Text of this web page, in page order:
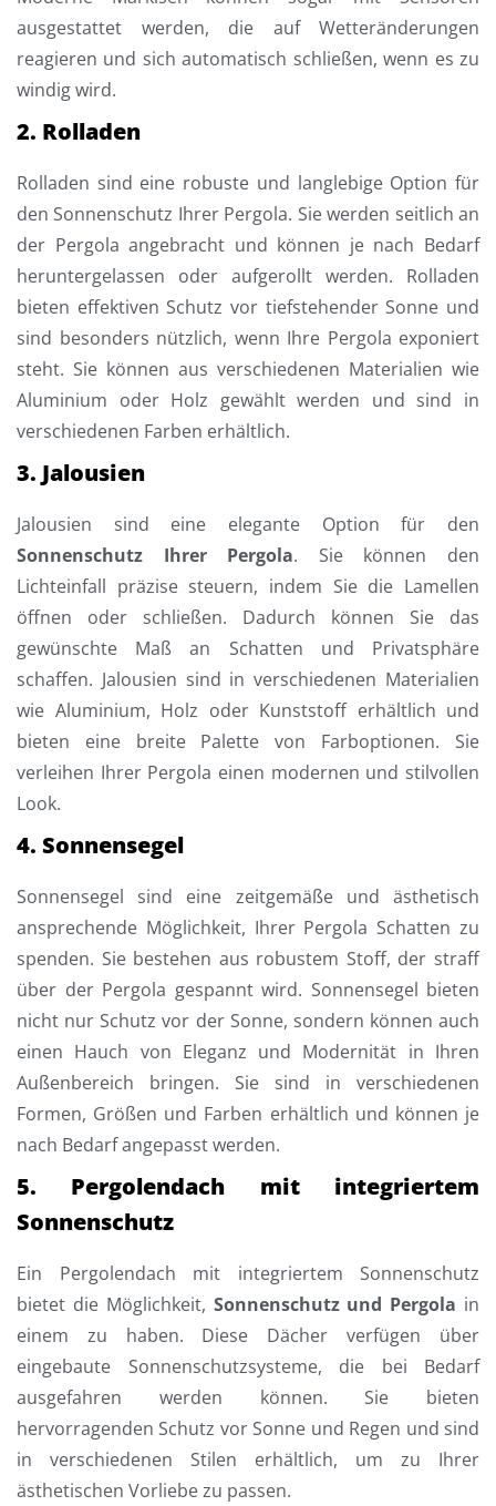
ausgestattet werden, die auf Wetteränderungen
reagieren und sich automatisch schließen, wenn es zu
windig wird.
2. Rolladen
Rolladen sind eine robuste und langlebige Option für
den Sonnenschutz Ihrer Pergola. Sie werden seitlich an
der Pergola angebracht und können je nach Bedarf
heruntergelassen oder aufgerollt werden. Rolladen
bieten effektiven Schutz vor tiefstehender Sonne und
sind besonders nützlich, wenn Ihre Pergola exponiert
steht. Sie können aus verschiedenen Materialien wie
Aluminium oder Holz gewählt werden und sind in
verschiedenen Farben erhältlich.
3. Jalousien
Jalousien sind eine elegante Option für den
Sonnenschutz Ihrer Pergola. Sie können den
Lichteinfall präzise steuern, indem Sie die Lamellen
öffnen oder schließen. Dadurch können Sie das
gewünschte Maß an Schatten und Privatsphäre
schaffen. Jalousien sind in verschiedenen Materialien
wie Aluminium, Holz oder Kunststoff erhältlich und
bieten eine breite Palette von Farboptionen. Sie
verleihen Ihrer Pergola einen modernen und stilvollen
Look.
4. Sonnensegel
Sonnensegel sind eine zeitgemäße und ästhetisch
ansprechende Möglichkeit, Ihrer Pergola Schatten zu
spenden. Sie bestehen aus robustem Stoff, der straff
über der Pergola gespannt wird. Sonnensegel bieten
nicht nur Schutz vor der Sonne, sondern können auch
einen Hauch von Eleganz und Modernität in Ihren
Außenbereich bringen. Sie sind in verschiedenen
Formen, Größen und Farben erhältlich und können je
nach Bedarf angepasst werden.
5. Pergolendach mit integriertem
Sonnenschutz
Ein Pergolendach mit integriertem Sonnenschutz
bietet die Möglichkeit, Sonnenschutz und Pergola in
einem zu haben. Diese Dächer verfügen über
eingebaute Sonnenschutzsysteme, die bei Bedarf
ausgefahren werden können. Sie bieten
hervorragenden Schutz vor Sonne und Regen und sind
in verschiedenen Stilen erhältlich, um zu Ihrer
ästhetischen Vorliebe zu passen.